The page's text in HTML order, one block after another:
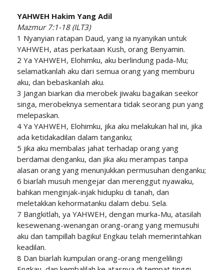
YAHWEH Hakim Yang Adil
Mazmur 7:1-18 (ILT3)
1 Nyanyian ratapan Daud, yang ia nyanyikan untuk
YAHWEH, atas perkataan Kush, orang Benyamin.
2 Ya YAHWEH, Elohimku, aku berlindung pada-Mu;
selamatkanlah aku dari semua orang yang memburu
aku, dan bebaskanlah aku.
3 Jangan biarkan dia merobek jiwaku bagaikan seekor
singa, merobeknya sementara tidak seorang pun yang
melepaskan.
4 Ya YAHWEH, Elohimku, jika aku melakukan hal ini, jika
ada ketidakadilan dalam tanganku;
5 jika aku membalas jahat terhadap orang yang
berdamai denganku, dan jika aku merampas tanpa
alasan orang yang menunjukkan permusuhan denganku;
6 biarlah musuh mengejar dan merenggut nyawaku,
bahkan menginjak-injak hidupku di tanah, dan
meletakkan kehormatanku dalam debu. Sela.
7 Bangkitlah, ya YAHWEH, dengan murka-Mu, atasilah
kesewenang-wenangan orang-orang yang memusuhi
aku dan tampillah bagiku! Engkau telah memerintahkan
keadilan.
8 Dan biarlah kumpulan orang-orang mengelilingi